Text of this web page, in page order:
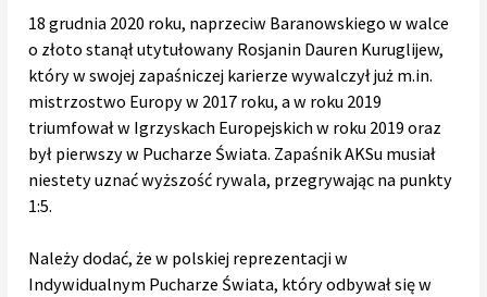
18 grudnia 2020 roku, naprzeciw Baranowskiego w walce
o złoto stanął utytułowany Rosjanin Dauren Kuruglijew,
który w swojej zapaśniczej karierze wywalczył już m.in.
mistrzostwo Europy w 2017 roku, a w roku 2019
triumfował w Igrzyskach Europejskich w roku 2019 oraz
był pierwszy w Pucharze Świata. Zapaśnik AKSu musiał
niestety uznać wyższość rywala, przegrywając na punkty
1:5.
Należy dodać, że w polskiej reprezentacji w
Indywidualnym Pucharze Świata, który odbywał się w